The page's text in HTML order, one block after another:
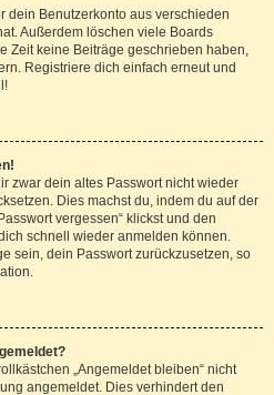
dein Benutzerkonto aus verschieden
Außerdem löschen viele Boards
Zeit keine Beiträge geschrieben haben,
Registriere dich einfach erneut und
zwar dein altes Passwort nicht wieder
Dies machst du, indem du auf der
vergessen“ klickst und den
schnell wieder anmelden können.
sein, dein Passwort zurückzusetzen, so
„Angemeldet bleiben“ nicht
angemeldet. Dies verhindert den